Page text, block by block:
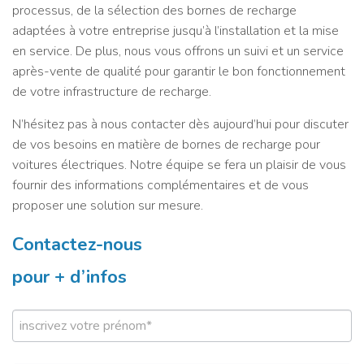
processus, de la sélection des bornes de recharge
adaptées à votre entreprise jusqu’à l’installation et la mise
en service. De plus, nous vous offrons un suivi et un service
après-vente de qualité pour garantir le bon fonctionnement
de votre infrastructure de recharge.
N’hésitez pas à nous contacter dès aujourd’hui pour discuter
de vos besoins en matière de bornes de recharge pour
voitures électriques. Notre équipe se fera un plaisir de vous
fournir des informations complémentaires et de vous
proposer une solution sur mesure.
Contactez-nous
pour + d’infos
C
o